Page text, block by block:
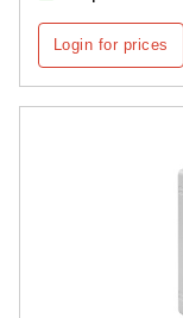
Login for prices